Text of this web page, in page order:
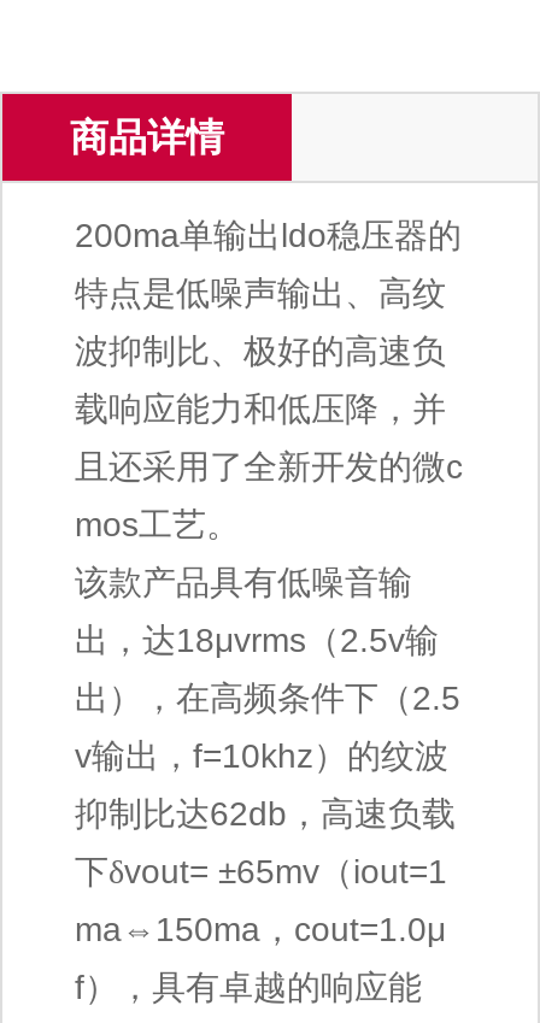
商品详情
200ma单输出ldo稳压器的
特点是低噪声输出、高纹
波抑制比、极好的高速负
载响应能力和低压降，并
且还采用了全新开发的微c
mos工艺。
该款产品具有低噪音输
出，达18μvrms （2.5v输
出），在高频条件下（2.5
v输出， f=10khz）的纹波
抑制比达62db ，高速负载
下δvout= ±65mv （iout=1
ma⇔ 150ma ， cout=1.0μ
f），具有卓越的响应能